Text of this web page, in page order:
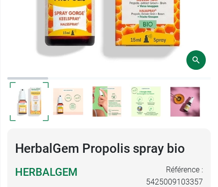
HerbalGem Propolis spray bio
HERBALGEM
Référence :
5425009103357